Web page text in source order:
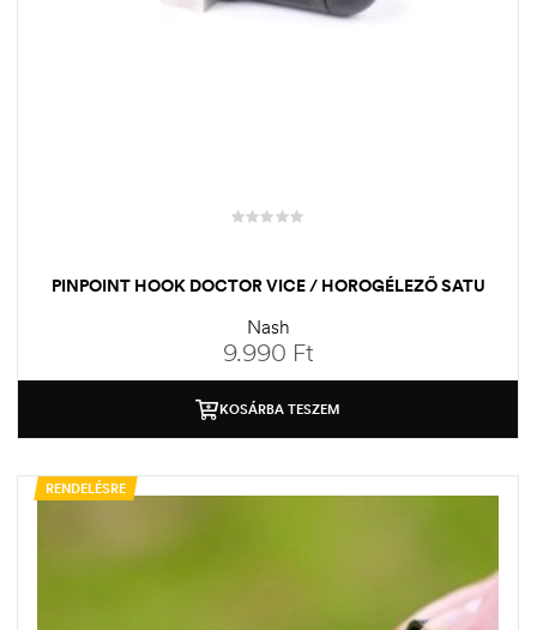
PINPOINT HOOK DOCTOR VICE / HOROGÉLEZŐ SATU
Nash
9.990 Ft
KOSÁRBA TESZEM
RENDELÉSRE